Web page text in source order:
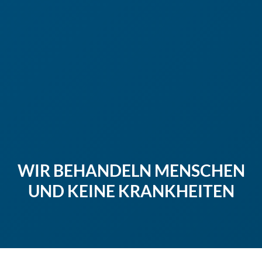
WIR BEHANDELN MENSCHEN
UND KEINE KRANKHEITEN